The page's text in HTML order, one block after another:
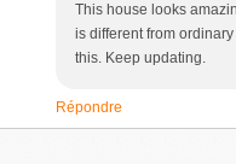
This house looks
is different from
this. Keep updating.
Répondre